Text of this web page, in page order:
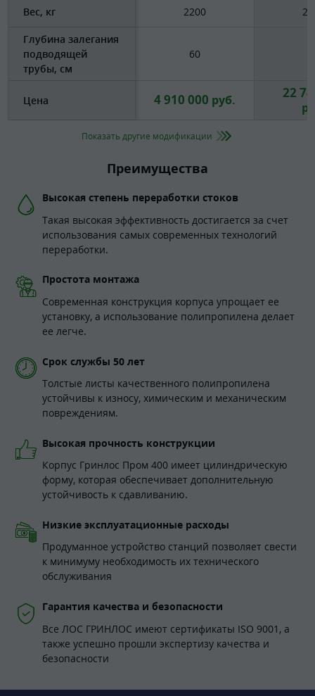
Вес, кг 2200
Глубина залегания
подводящей
трубы, см
60
Цена 4 910 000 руб. 22
Показать другие модификации
Преимущества
Высокая степень переработки стоков
Такая высокая эффективность достигается за счет
использования самых современных технологий
переработки.
Простота монтажа
Современная конструкция корпуса упрощает ее
установку, а использование полипропилена делает
ее легче.
Срок службы 50 лет
Толстые листы качественного полипропилена
устойчивы к износу, химическим и механическим
повреждениям.
Высокая прочность конструкции
Корпус Гринлос Пром 400 имеет цилиндрическую
форму, которая обеспечивает дополнительную
устойчивость к сдавливанию.
Низкие эксплуатационные расходы
Продуманное устройство станций позволяет свести
к минимуму необходимость их технического
обслуживания
Гарантия качества и безопасности
Все ЛОС ГРИНЛОС имеют сертификаты ISO 9001, а
также успешно прошли экспертизу качества и
безопасности